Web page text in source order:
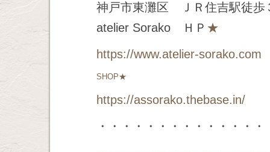
神戸市東灘区 ＪＲ住吉駅徒歩
atelier Sorako ＨＰ ★
https://www.atelier-sorako.com
SHOP★
https://assorako.thebase.in/
・・・・・・・・・・・・・・